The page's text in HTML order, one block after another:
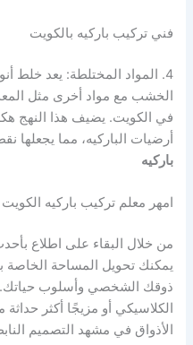
فني تركيب باركيه بالكويت
4. المواد المختلطة: يعد خلط
الخشب مع مواد أخرى مثل
في الكويت. يضيف هذا النهج
أرضيات الباركيه، مما
باركيه
امهر معلم تركيب باركيه الكويت
من خلال البقاء على اطلاع
يمكنك تحويل المساحة الخاصة
ذوقك الشخصي وأسلوب
الكلاسيكي أو مزيجًا أكثر
الأذواق في مشهد التصميم